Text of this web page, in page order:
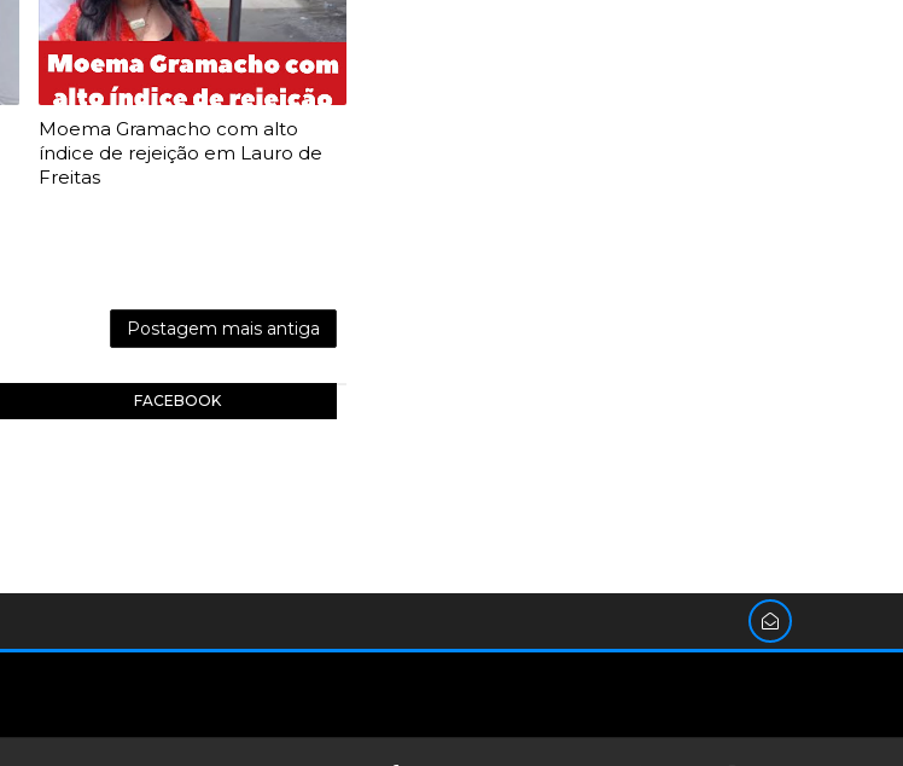
Moema Gramacho com alto
índice de rejeição em Lauro de
Freitas
Postagem mais antiga
FACEBOOK